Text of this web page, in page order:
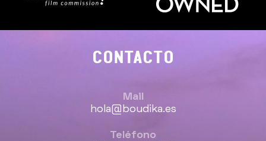
CONTACTO
Mail
hola@boudika.es
Teléfono